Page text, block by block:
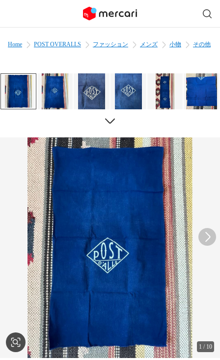
Home POST OVERALLS ファッション メンズ 小物 その他
1 / 10